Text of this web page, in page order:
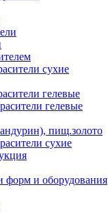
сухие
гелевые
гелевые
пищ.золото
сухие
форм и оборудования